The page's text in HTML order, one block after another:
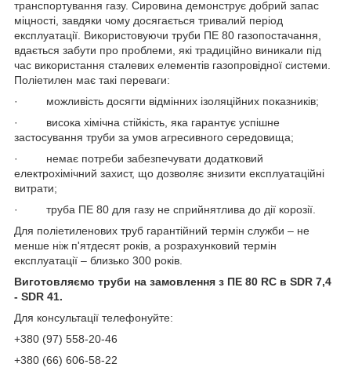
транспортування газу. Сировина демонструє добрий запас
міцності, завдяки чому досягається тривалий період
експлуатації. Використовуючи труби ПЕ 80 газопостачання,
вдається забути про проблеми, які традиційно виникали під
час використання сталевих елементів газопровідної системи.
Поліетилен має такі переваги:
· можливість досягти відмінних ізоляційних показників;
· висока хімічна стійкість, яка гарантує успішне
застосування труби за умов агресивного середовища;
· немає потреби забезпечувати додатковий
електрохімічний захист, що дозволяє знизити експлуатаційні
витрати;
· труба ПЕ 80 для газу не сприйнятлива до дії корозії.
Для поліетиленових труб гарантійний термін служби – не
менше ніж п'ятдесят років, а розрахунковий термін
експлуатації – близько 300 років.
Виготовляємо труби на замовлення з ПE 80 RC в SDR 7,4
- SDR 41.
Для консультації телефонуйте:
+380 (97) 558-20-46
+380 (66) 606-58-22